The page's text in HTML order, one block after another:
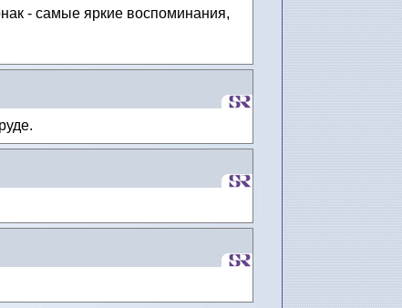
- самые яркие воспоминания,